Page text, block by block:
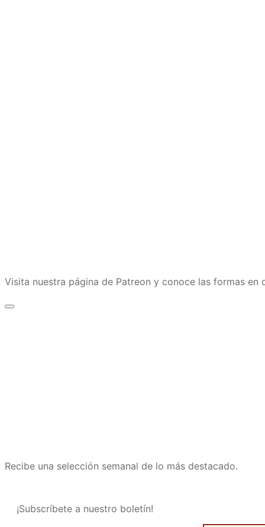
Visita nuestra página de Patreon y conoce las formas en
Recibe una selección semanal de lo más destacado.
¡Subscríbete a nuestro boletín!